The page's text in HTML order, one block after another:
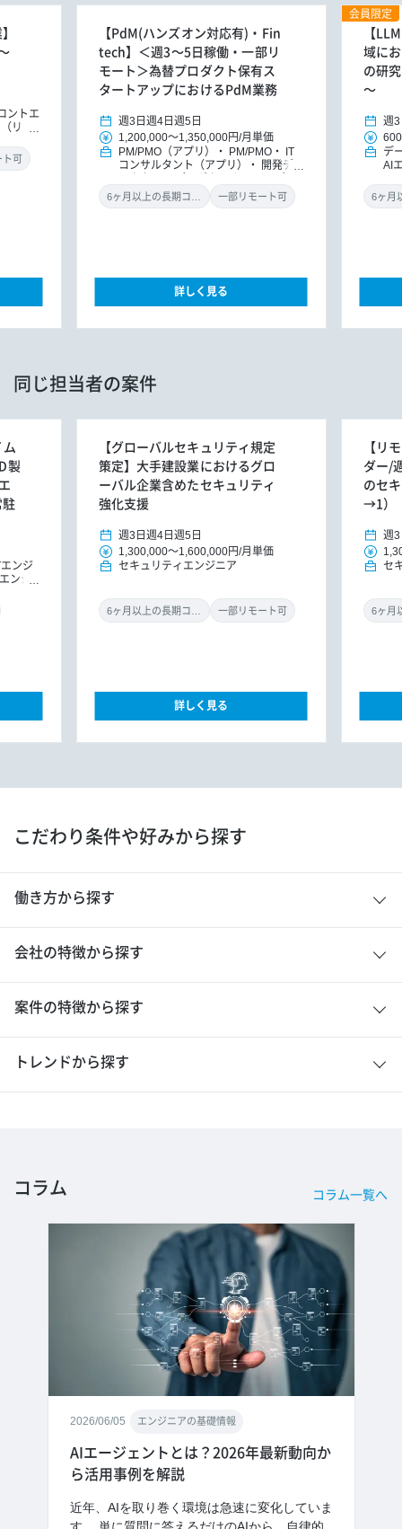
ントエ
リー
ト可
【PdM(ハンズオン対応有)・Fin
tech】＜週3～5日稼働・一部リ
モート＞為替プロダクト保有ス
タートアップにおけるPdM業務
週3日 週4日 週5日
1,200,000～1,350,000円/月単価
PM/PMO（アプリ）
PM/PMO
IT
コンサルタント（アプリ）
開発ディ
ダクトマネジャー
一部リモート可
詳しく見る
会員限定
【
域に
の研
～
週3
デ
AI
同じ担当者の案件
製
ンジ
ンジ
【グローバルセキュリティ規定
策定】大手建設業におけるグロ
ーバル企業含めたセキュリティ
強化支援
週3日 週4日 週5日
1,300,000～1,600,000円/月単価
セキュリティエンジニア
一部リモート可
詳しく見る
【リ
ダー/
のセ
→1）
週3
セ
こだわり条件や好みから探す
働き方から探す
会社の特徴から探す
案件の特徴から探す
トレンドから探す
コラム コラム一覧へ
2026/06/05 エンジニアの基礎情報
AIエージェントとは？2026年最新動向か
ら活用事例を解説
近年、AIを取り巻く環境は急速に変化していま